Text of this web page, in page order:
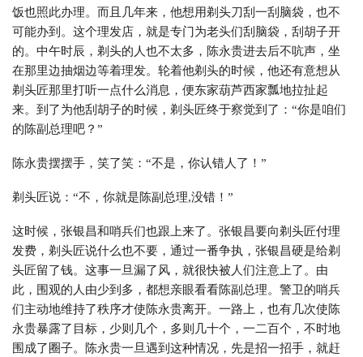
饭也照此办理。而且几年来，他想用剃头刀刮一刮脑袋，也不
可能办到。这个理发店，就是专门为老头们刮脑袋，刮胡子开
的。中午时辰，剃头的人也不太多，陈永贵进去后不吭声，坐
在那里边抽烟边等着理发。轮着他剃头的时候，他还有意想从
剃头匠那里打听一点什么消息，便东家葫芦西家瓢地拉扯起
来。到了为他刮胡子的时候，剃头匠终于察觉到了：“你是咱们
的陈副总理吧？”
陈永贵摆摆手，笑了笑：“不是，你认错人了！”
剃头匠说：“不，你就是陈副总理,没错！”
这时候，张银昌和哨兵们也跟上来了。张银昌要向剃头匠付理
发费，剃头匠说什么也不要，通过一番争执，张银昌硬是给剃
头匠留了钱。这事一旦漏了风，就很快被人们注意上了。由
此，围观的人由少到多，都想亲眼看看陈副总理。警卫的哨兵
们主动地维持了秩序才使陈永贵离开。一路上，也有几次使陈
永贵暴露了目标，少则几个，多则几十个，一二百个，不时地
围成了圈子。陈永贵一旦遇到这种情况，先是招一招手，就赶